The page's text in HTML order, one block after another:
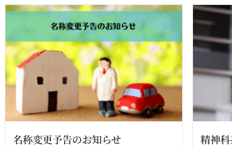
名称変更予告のお知らせ 精神